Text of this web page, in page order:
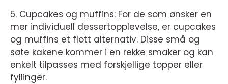
5. Cupcakes og muffins: For de som ønsker en
mer individuell dessertopplevelse, er cupcakes
og muffins et flott alternativ. Disse små og
søte kakene kommer i en rekke smaker og kan
enkelt tilpasses med forskjellige topper eller
fyllinger.